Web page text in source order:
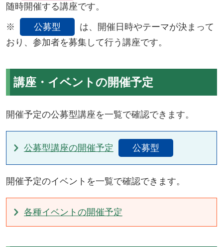
随時開催する講座です。
※ 公募型
は、開催日時やテーマが決まって
おり、参加者を募集して行う講座です。
講座・イベントの開催予定
開催予定の公募型講座を一覧で確認できます。
公募型講座の開催予定 公募型
開催予定のイベントを一覧で確認できます。
各種イベントの開催予定